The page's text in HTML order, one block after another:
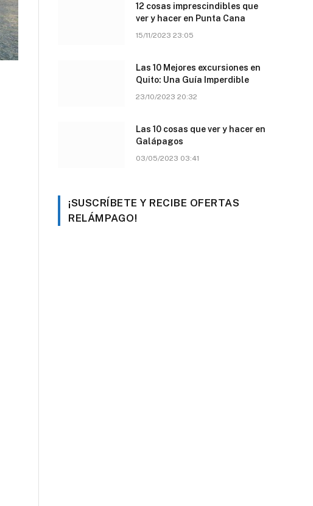
12 cosas imprescindibles que
ver y hacer en Punta Cana
15/11/2023 23:05
Las 10 Mejores excursiones en
Quito: Una Guía Imperdible
23/10/2023 20:32
Las 10 cosas que ver y hacer en
Galápagos
03/05/2023 03:41
¡SUSCRÍBETE Y RECIBE OFERTAS
RELÁMPAGO!